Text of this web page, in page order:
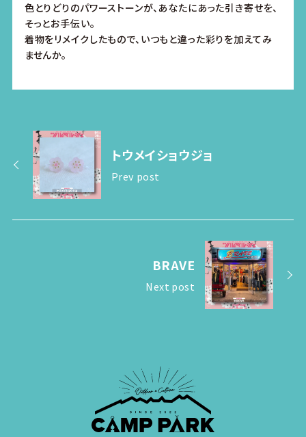
色とりどりのパワーストーンが、あなたにあった引き寄せを、
そっとお手伝い。
着物をリメイクしたもので、いつもと違った彩りを加えてみ
ませんか。
トウメイショウジョ
Prev post
BRAVE
Next post